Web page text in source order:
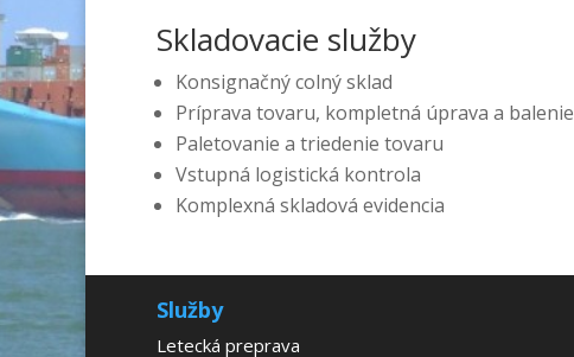
Skladovacie služby
Konsignačný colný sklad
Príprava tovaru, kompletná úprava a balenie
Paletovanie a triedenie tovaru
Vstupná logistická kontrola
Komplexná skladová evidencia
Služby
Letecká preprava